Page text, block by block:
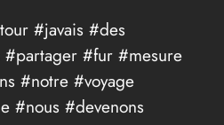
#javais #des
#partager #fur #mesure
#notre #voyage
#nous #devenons